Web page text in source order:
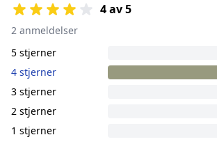
4 av 5
2 anmeldelser
5 stjerner
4 stjerner
3 stjerner
2 stjerner
1 stjerner